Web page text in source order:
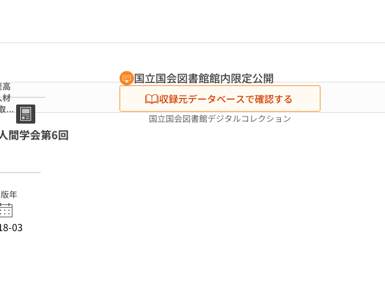
高
材
組
第
ン
:
向
国立国会図書館館内限定公開
収録元データベースで確認する
国立国会図書館デジタルコレクション
間学会第6回
年
03